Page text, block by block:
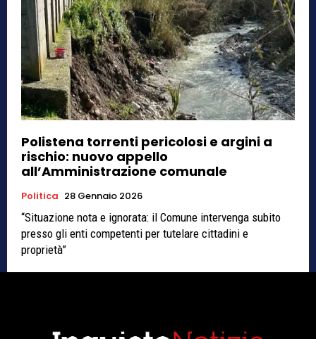
Polistena torrenti pericolosi e argini a
rischio: nuovo appello
all’Amministrazione comunale
Politica 28 Gennaio 2026
“Situazione nota e ignorata: il Comune intervenga subito
presso gli enti competenti per tutelare cittadini e
proprietà”